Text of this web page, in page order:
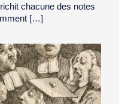
chacune des notes
[…]